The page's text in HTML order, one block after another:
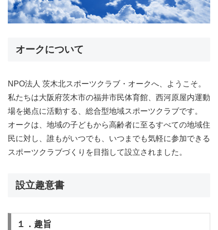
オークについて
NPO法人 茨木北スポーツクラブ・オークへ、ようこそ。
私たちは大阪府茨木市の福井市民体育館、西河原屋内運動
場を拠点に活動する、総合型地域スポーツクラブです。
オークは、地域の子どもから高齢者に至るすべての地域住
民に対し、誰もがいつでも、いつまでも気軽に参加できる
スポーツクラブづくりを目指して設立されました。
設立趣意書
１．趣旨